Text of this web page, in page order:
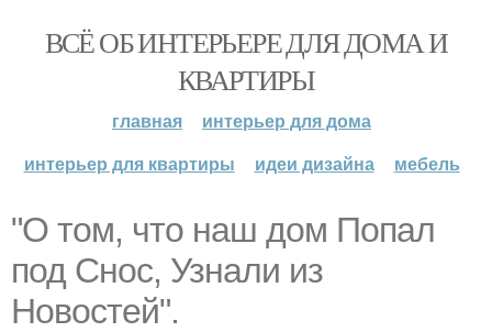
ВСЁ ОБ ИНТЕРЬЕРЕ ДЛЯ ДОМА И
КВАРТИРЫ
главная
интерьер для дома
интерьер для квартиры
идеи дизайна мебель
"О том, что наш дом Попал
под Снос, Узнали из
Новостей".